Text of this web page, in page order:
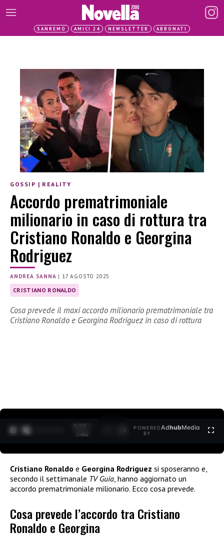
SANREMO AMICI 24 NEWSLETTER ABBONATI
GOSSIP | REALITY
Accordo prematrimoniale
milionario in caso di rottura tra
Cristiano Ronaldo e Georgina
Rodriguez
ANDREA SANNA | 17 AGOSTO 2025
CRISTIANO RONALDO
Cosa prevede il maxi accordo milionario prematrimoniale tra
Cristiano Ronaldo e Georgina Rodriguez in caso di rottura
0:30 /
1:40
POWERED
BY
AdhubMedia
Cristiano Ronaldo e Georgina Rodriguez si sposeranno e,
secondo il settimanale TV Guia , hanno aggiornato un
accordo prematrimoniale milionario. Ecco cosa prevede.
Cosa prevede l’accordo tra Cristiano
Ronaldo e Georgina